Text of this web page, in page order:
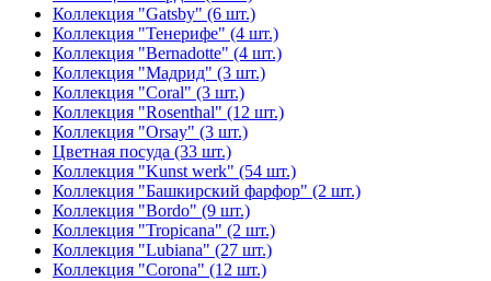
Коллекция "Gatsby" (6 шт.)
Коллекция "Тенерифе" (4 шт.)
Коллекция "Bernadotte" (4 шт.)
Коллекция "Мадрид" (3 шт.)
Коллекция "Coral" (3 шт.)
Коллекция "Rosenthal" (12 шт.)
Коллекция "Orsay" (3 шт.)
Цветная посуда (33 шт.)
Коллекция "Kunst werk" (54 шт.)
Коллекция "Башкирский фарфор" (2 шт.)
Коллекция "Bordo" (9 шт.)
Коллекция "Tropicana" (2 шт.)
Коллекция "Lubiana" (27 шт.)
Коллекция "Corona" (12 шт.)